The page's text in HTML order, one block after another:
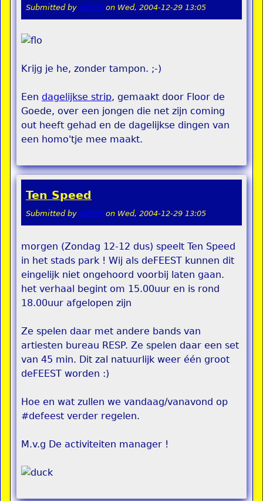
Submitted by admin on Wed, 2004-12-29 13:05
Krijg je he, zonder tampon. ;-)
Een dagelijkse strip, gemaakt door Floor de
Goede, over een jongen die net zijn coming
out heeft gehad en de dagelijkse dingen van
een homo'tje mee maakt.
Ten Speed
Submitted by admin on Wed, 2004-12-29 13:05
morgen (Zondag 12-12 dus) speelt Ten Speed
in het stads park ! Wij als deFEEST kunnen dit
eingelijk niet ongehoord voorbij laten gaan.
het verhaal begint om 15.00uur en is rond
18.00uur afgelopen zijn
Ze spelen daar met andere bands van
artiesten bureau RESP. Ze spelen daar een set
van 45 min. Dit zal natuurlijk weer één groot
deFEEST worden :)
Hoe en wat zullen we vandaag/vanavond op
#defeest verder regelen.
M.v.g De activiteiten manager !